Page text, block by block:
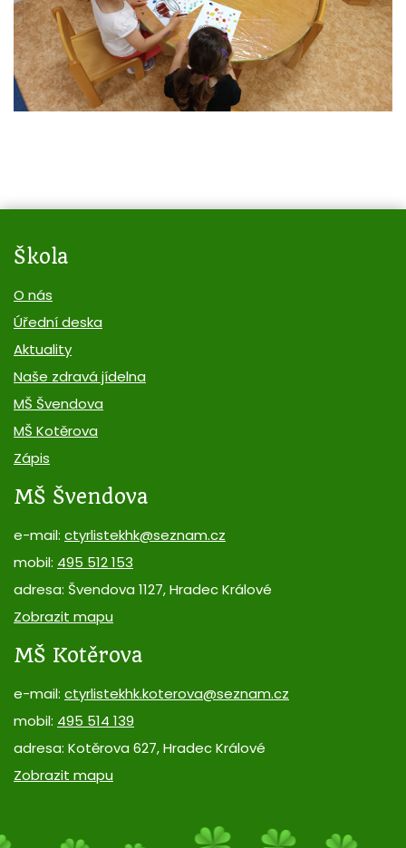
Škola
O nás
Úřední deska
Aktuality
Naše zdravá jídelna
MŠ Švendova
MŠ Kotěrova
Zápis
MŠ Švendova
e-mail: ctyrlistekhk@seznam.cz
mobil: 495 512 153
adresa: Švendova 1127, Hradec Králové
Zobrazit mapu
MŠ Kotěrova
e-mail: ctyrlistekhk.koterova@seznam.cz
mobil: 495 514 139
adresa: Kotěrova 627, Hradec Králové
Zobrazit mapu